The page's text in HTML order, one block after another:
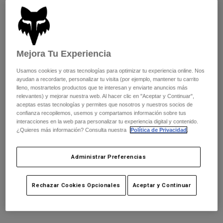
Pantalones largos
Chaquetas y chalecos
Guantes
Protecciones
Calcetines
Pantalones
Guantes
Chaquetas
Protecciones
Gafas de protección
Calcetines
Mochilas y accesorios
Camisas
Ver todo
Mujer
Camisetas y tops
Sudaderas
Chaquetas
Niños
Protecciones
Gafas de Protección
Calcetines
Ver todo
Moto
Cascos
Camisetas
Pantalones
Botas
Protecciones
Guantes
Gafas de Protección
Guante Defend Thermo - CE
N.º de artículo31323
44,99 €
Mejora Tu Experiencia
Usamos cookies y otras tecnologías para optimizar tu experiencia online. Nos
ayudan a recordarte, personalizar tu visita (por ejemplo, mantener tu carrito
lleno, mostrartelos productos que te interesan y enviarte anuncios más
relevantes) y mejorar nuestra web. Al hacer clic en "Aceptar y Continuar",
aceptas estas tecnologías y permites que nosotros y nuestros socios de
confianza recopilemos, usemos y compartamos información sobre tus
interacciones en la web para personalizar tu experiencia digital y contenido.
¿Quieres más información? Consulta nuestra
Política de Privacidad
Administrar Preferencias
Rechazar Cookies Opcionales Aceptar y Continuar